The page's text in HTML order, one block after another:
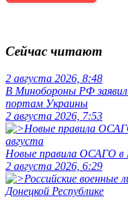
Сейчас читают
2 августа 2026, 8:48
В Минобороны РФ
портам Украины
2 августа 2026, 7:53
Новые правила ОСАГО в
2 августа 2026, 6:29